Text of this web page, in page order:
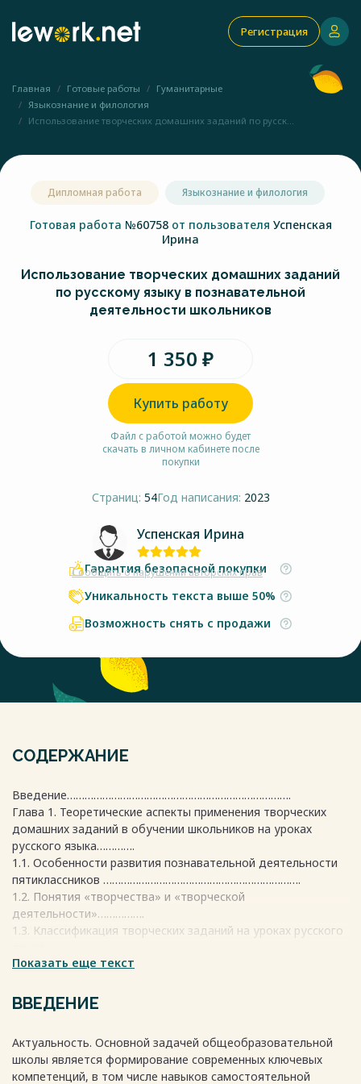
Регистрация
Главная Готовые работы
Гуманитарные
Языкознание и филология
Использование творческих домашних заданий по русск...
Дипломная работа Языкознание и филология
Готовая работа №60758 от пользователя Успенская
Ирина
Использование творческих домашних заданий
по русскому языку в познавательной
деятельности школьников
1 350 ₽
Купить работу
Файл с работой можно будет
скачать в личном кабинете после
покупки
Страниц: 54Год написания: 2023
Успенская Ирина
Сообщить о нарушении авторских прав
Гарантия безопасной покупки
Уникальность текста выше 50%
Возможность снять с продажи
СОДЕРЖАНИЕ
Введение………………………………………………………………….
Глава 1. Теоретические аспекты применения творческих
домашних заданий в обучении школьников на уроках
русского языка………….
1.1. Особенности развития познавательной деятельности
пятиклассников ………………………………………………………….
1.2. Понятия «творчества» и «творческой
деятельности»…………….
1.3. Классификация творческих заданий на уроках русского
1.4. Педагогические условия организации творческой
обучения…………………………………………
Выводы по 1 главе……………………………………………………….
познавательной деятельности пятиклассников в домашних
творческих заданиях …………………………………………………....
Показать еще текст
ВВЕДЕНИЕ
Актуальность. Основной задачей общеобразовательной
школы является формирование современных ключевых
компетенций, в том числе навыков самостоятельной